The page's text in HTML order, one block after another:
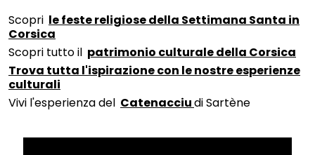
Scopri le feste religiose della Settimana Santa in
Corsica
Scopri tutto il patrimonio culturale della Corsica
Trova tutta l'ispirazione con le nostre esperienze
culturali
Vivi l'esperienza del Catenacciudi Sartène